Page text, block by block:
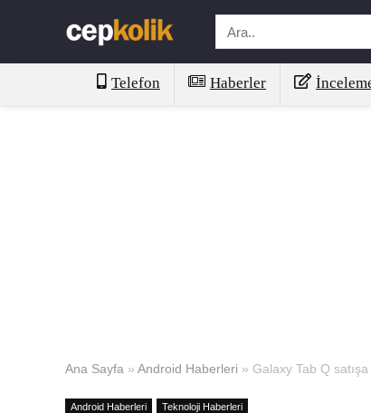
Telefon Haberler
Ana Sayfa » Android Haberleri » Galaxy Tab Q
Android Haberleri Teknoloji Haberleri